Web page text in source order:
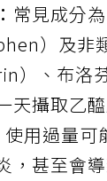
常見成分
）及非
）、布洛
天攝取乙
用過量可
，甚至會